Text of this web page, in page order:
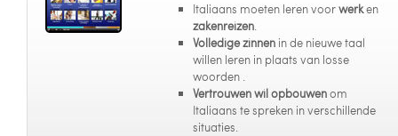
Italiaans moeten leren voorwerken
zakenreizen.
Volledige zinnen in de nieuwe taal
willen leren in plaats van losse
woorden .
Vertrouwen wil opbouwenom
Italiaans te spreken in verschillende
situaties.